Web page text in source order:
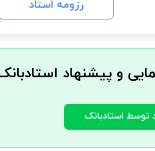
رزومه استاد
و پیشنهاد
توسط استادبانک